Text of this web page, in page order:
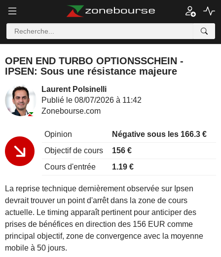
OPEN END TURBO OPTIONSSCHEIN -
IPSEN: Sous une résistance majeure
Laurent Polsinelli
Publié le 08/07/2026 à 11:42
Zonebourse.com
Opinion
Négative sous les 166.3 €
Objectif de cours
156 €
Cours d'entrée
1.19 €
La reprise technique dernièrement observée sur Ipsen
devrait trouver un point d'arrêt dans la zone de cours
actuelle. Le timing apparaît pertinent pour anticiper des
prises de bénéfices en direction des 156 EUR comme
principal objectif, zone de convergence avec la moyenne
mobile à 50 jours.